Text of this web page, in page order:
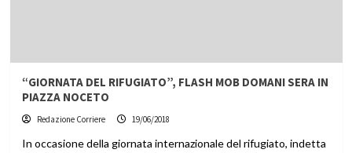
“GIORNATA DEL RIFUGIATO”, FLASH MOB DOMANI SERA IN
PIAZZA NOCETO
Redazione Corriere 19/06/2018
In occasione della giornata internazionale del rifugiato, indetta